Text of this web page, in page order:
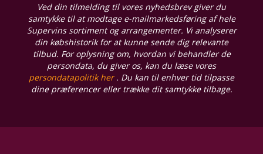
Ved din tilmelding til vores nyhedsbrev giver du
samtykke til at modtage e-mailmarkedsføring af hele
Supervins sortiment og arrangementer. Vi analyserer
din købshistorik for at kunne sende dig relevante
tilbud. For oplysning om, hvordan vi behandler de
persondata, du giver os, kan du læse vores
persondatapolitik her. Du kan til enhver tid tilpasse
dine præferencer eller trække dit samtykke tilbage.